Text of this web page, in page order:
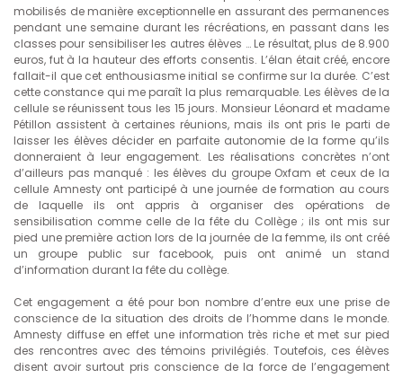
mobilisés de manière exceptionnelle en assurant des permanences
pendant une semaine durant les récréations, en passant dans les
classes pour sensibiliser les autres élèves … Le résultat, plus de 8.900
euros, fut à la hauteur des efforts consentis. L’élan était créé, encore
fallait-il que cet enthousiasme initial se confirme sur la durée. C’est
cette constance qui me paraît la plus remarquable. Les élèves de la
cellule se réunissent tous les 15 jours. Monsieur Léonard et madame
Pétillon assistent à certaines réunions, mais ils ont pris le parti de
laisser les élèves décider en parfaite autonomie de la forme qu’ils
donneraient à leur engagement. Les réalisations concrètes n’ont
d’ailleurs pas manqué : les élèves du groupe Oxfam et ceux de la
cellule Amnesty ont participé à une journée de formation au cours
de laquelle ils ont appris à organiser des opérations de
sensibilisation comme celle de la fête du Collège ; ils ont mis sur
pied une première action lors de la journée de la femme, ils ont créé
un groupe public sur facebook, puis ont animé un stand
d’information durant la fête du collège.
Cet engagement a été pour bon nombre d’entre eux une prise de
conscience de la situation des droits de l’homme dans le monde.
Amnesty diffuse en effet une information très riche et met sur pied
des rencontres avec des témoins privilégiés. Toutefois, ces élèves
disent avoir surtout pris conscience de la force de l’engagement